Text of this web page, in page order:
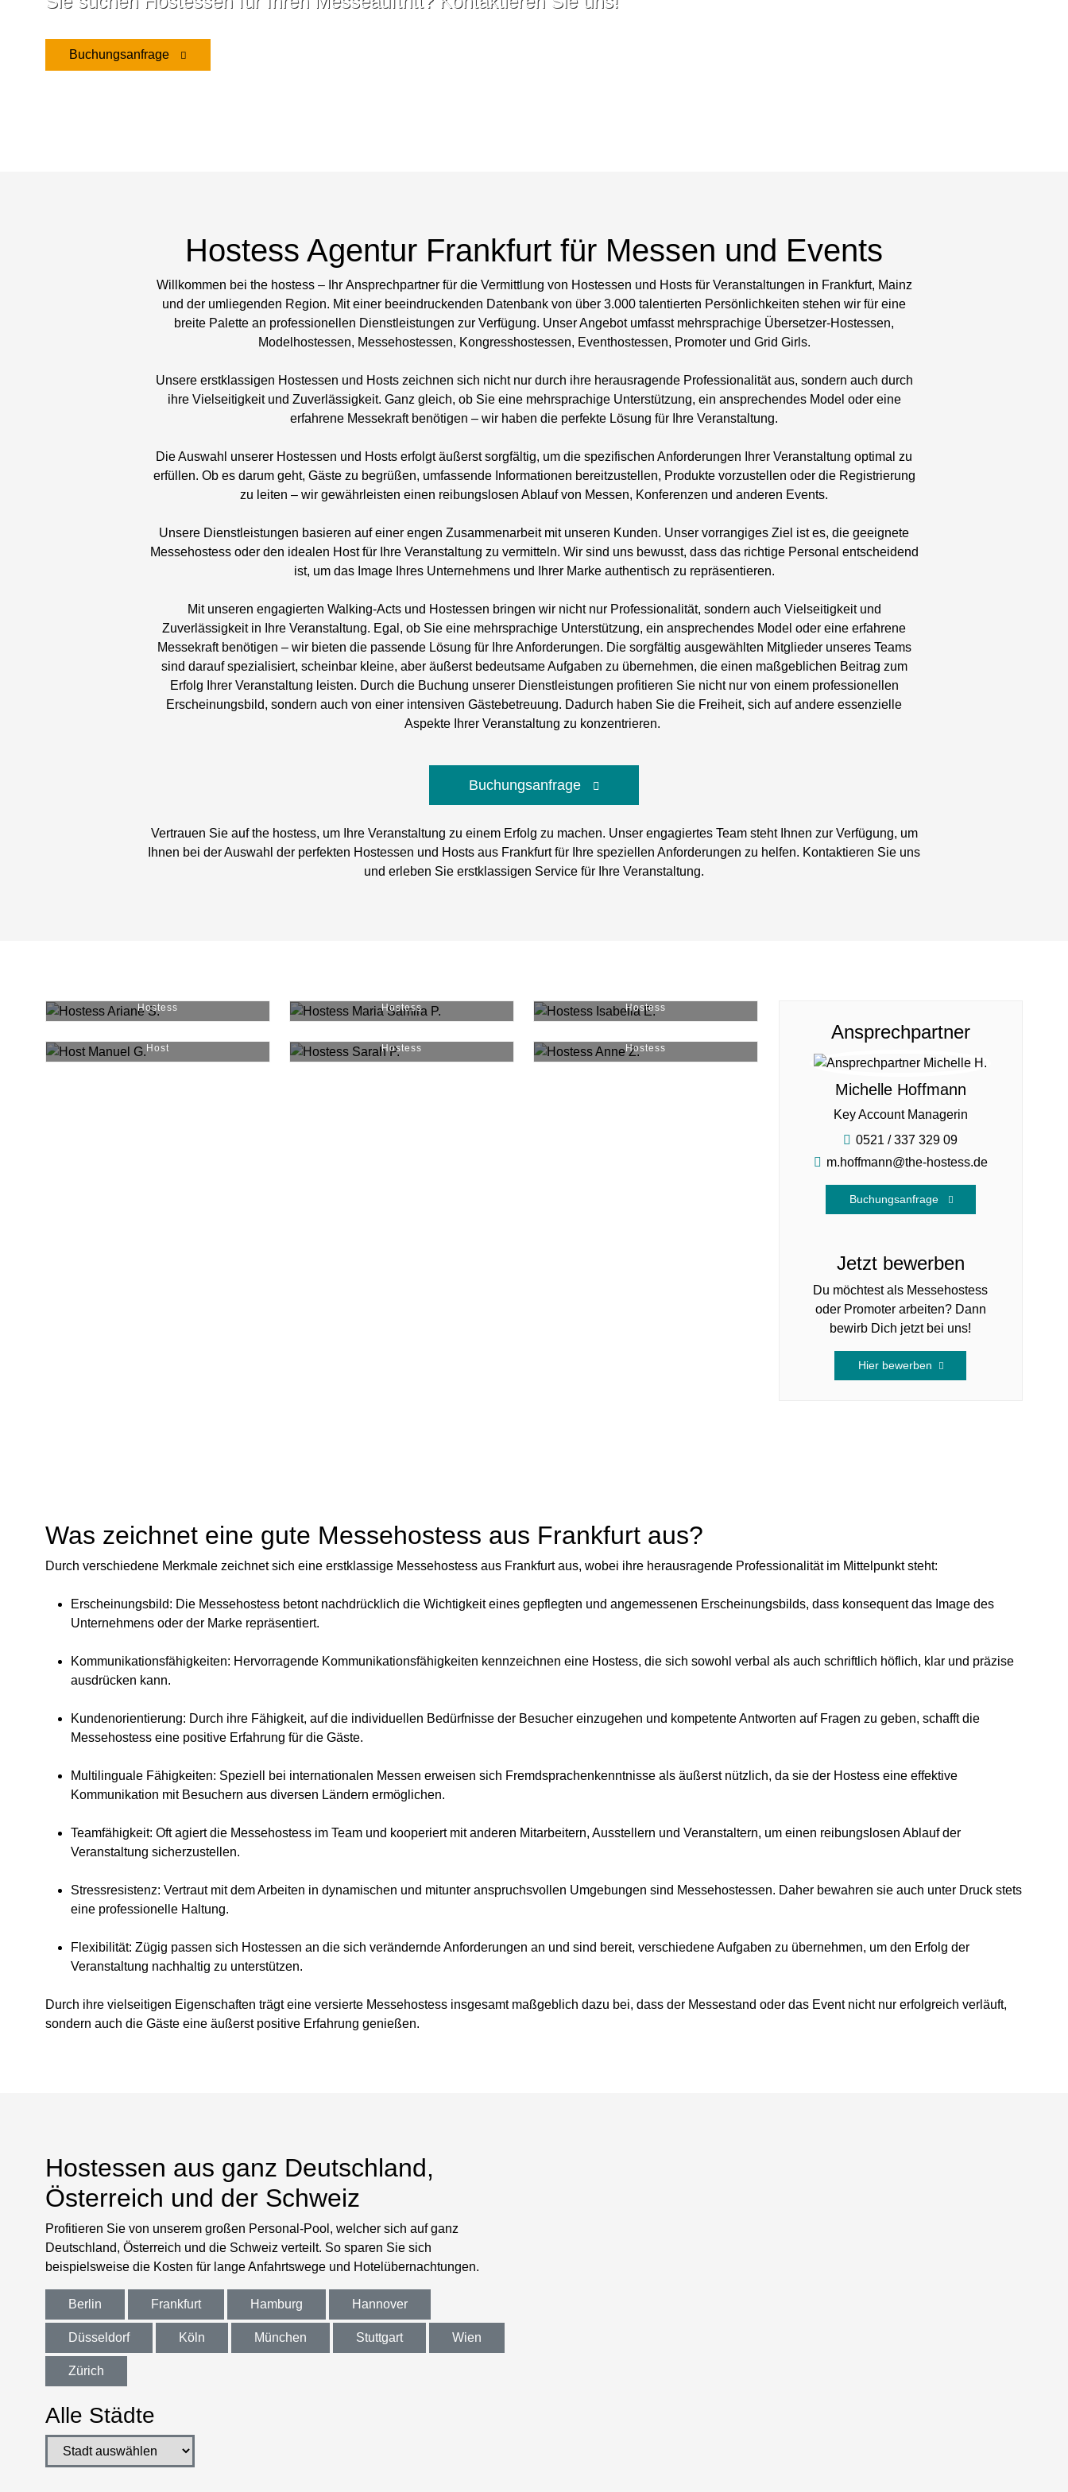
Buchungsanfrage
Hostess Agentur Frankfurt für Messen und Events
Willkommen bei the hostess – Ihr Ansprechpartner für die Vermittlung von Hostessen und Hosts für Veranstaltungen in Frankfurt, Mainz
und der umliegenden Region. Mit einer beeindruckenden Datenbank von über 3.000 talentierten Persönlichkeiten stehen wir für eine
breite Palette an professionellen Dienstleistungen zur Verfügung. Unser Angebot umfasst mehrsprachige Übersetzer-Hostessen,
Modelhostessen, Messehostessen, Kongresshostessen, Eventhostessen, Promoter und Grid Girls.
Unsere erstklassigen Hostessen und Hosts zeichnen sich nicht nur durch ihre herausragende Professionalität aus, sondern auch durch
ihre Vielseitigkeit und Zuverlässigkeit. Ganz gleich, ob Sie eine mehrsprachige Unterstützung, ein ansprechendes Model oder eine
erfahrene Messekraft benötigen – wir haben die perfekte Lösung für Ihre Veranstaltung.
Die Auswahl unserer Hostessen und Hosts erfolgt äußerst sorgfältig, um die spezifischen Anforderungen Ihrer Veranstaltung optimal zu
erfüllen. Ob es darum geht, Gäste zu begrüßen, umfassende Informationen bereitzustellen, Produkte vorzustellen oder die Registrierung
zu leiten – wir gewährleisten einen reibungslosen Ablauf von Messen, Konferenzen und anderen Events.
Unsere Dienstleistungen basieren auf einer engen Zusammenarbeit mit unseren Kunden. Unser vorrangiges Ziel ist es, die geeignete
Messehostess oder den idealen Host für Ihre Veranstaltung zu vermitteln. Wir sind uns bewusst, dass das richtige Personal entscheidend
ist, um das Image Ihres Unternehmens und Ihrer Marke authentisch zu repräsentieren.
Mit unseren engagierten Walking-Acts und Hostessen bringen wir nicht nur Professionalität, sondern auch Vielseitigkeit und
Zuverlässigkeit in Ihre Veranstaltung. Egal, ob Sie eine mehrsprachige Unterstützung, ein ansprechendes Model oder eine erfahrene
Messekraft benötigen – wir bieten die passende Lösung für Ihre Anforderungen. Die sorgfältig ausgewählten Mitglieder unseres Teams
sind darauf spezialisiert, scheinbar kleine, aber äußerst bedeutsame Aufgaben zu übernehmen, die einen maßgeblichen Beitrag zum
Erfolg Ihrer Veranstaltung leisten. Durch die Buchung unserer Dienstleistungen profitieren Sie nicht nur von einem professionellen
Erscheinungsbild, sondern auch von einer intensiven Gästebetreuung. Dadurch haben Sie die Freiheit, sich auf andere essenzielle
Aspekte Ihrer Veranstaltung zu konzentrieren.
Buchungsanfrage
Vertrauen Sie auf the hostess, um Ihre Veranstaltung zu einem Erfolg zu machen. Unser engagiertes Team steht Ihnen zur Verfügung, um
Ihnen bei der Auswahl der perfekten Hostessen und Hosts aus Frankfurt für Ihre speziellen Anforderungen zu helfen. Kontaktieren Sie uns
und erleben Sie erstklassigen Service für Ihre Veranstaltung.
Hostess Hostess Hostess
Host Hostess Hostess
Ansprechpartner
Michelle Hoffmann
Key Account Managerin
0521 / 337 329 09
m.hoffmann@the-hostess.de
Buchungsanfrage
Jetzt bewerben
Du möchtest als Messehostess
oder Promoter arbeiten? Dann
bewirb Dich jetzt bei uns!
Hier bewerben
Was zeichnet eine gute Messehostess aus Frankfurt aus?
Durch verschiedene Merkmale zeichnet sich eine erstklassige Messehostess aus Frankfurt aus, wobei ihre herausragende Professionalität im Mittelpunkt steht:
Erscheinungsbild: Die Messehostess betont nachdrücklich die Wichtigkeit eines gepflegten und angemessenen Erscheinungsbilds, dass konsequent das Image des
Unternehmens oder der Marke repräsentiert.
Kommunikationsfähigkeiten: Hervorragende Kommunikationsfähigkeiten kennzeichnen eine Hostess, die sich sowohl verbal als auch schriftlich höflich, klar und präzise
ausdrücken kann.
Kundenorientierung: Durch ihre Fähigkeit, auf die individuellen Bedürfnisse der Besucher einzugehen und kompetente Antworten auf Fragen zu geben, schafft die
Messehostess eine positive Erfahrung für die Gäste.
Multilinguale Fähigkeiten: Speziell bei internationalen Messen erweisen sich Fremdsprachenkenntnisse als äußerst nützlich, da sie der Hostess eine effektive
Kommunikation mit Besuchern aus diversen Ländern ermöglichen.
Teamfähigkeit: Oft agiert die Messehostess im Team und kooperiert mit anderen Mitarbeitern, Ausstellern und Veranstaltern, um einen reibungslosen Ablauf der
Veranstaltung sicherzustellen.
Stressresistenz: Vertraut mit dem Arbeiten in dynamischen und mitunter anspruchsvollen Umgebungen sind Messehostessen. Daher bewahren sie auch unter Druck stets
eine professionelle Haltung.
Flexibilität: Zügig passen sich Hostessen an die sich verändernde Anforderungen an und sind bereit, verschiedene Aufgaben zu übernehmen, um den Erfolg der
Veranstaltung nachhaltig zu unterstützen.
Durch ihre vielseitigen Eigenschaften trägt eine versierte Messehostess insgesamt maßgeblich dazu bei, dass der Messestand oder das Event nicht nur erfolgreich verläuft,
sondern auch die Gäste eine äußerst positive Erfahrung genießen.
Hostessen aus ganz Deutschland,
Österreich und der Schweiz
Profitieren Sie von unserem großen Personal-Pool, welcher sich auf ganz
Deutschland, Österreich und die Schweiz verteilt. So sparen Sie sich
beispielsweise die Kosten für lange Anfahrtswege und Hotelübernachtungen.
Berlin Frankfurt Hamburg Hannover
Düsseldorf Köln München Stuttgart Wien
Zürich
Alle Städte
Stadt auswählen